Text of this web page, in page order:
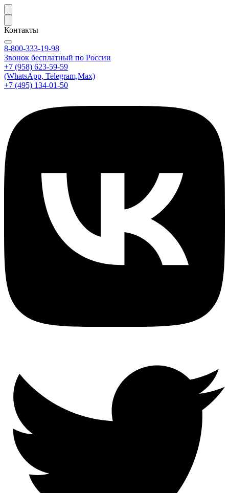
Контакты
8-800-333-19-98
Звонок бесплатный по России
+7 (958) 623-59-59
(WhatsApp, Telegram,Max)
+7 (495) 134-01-50